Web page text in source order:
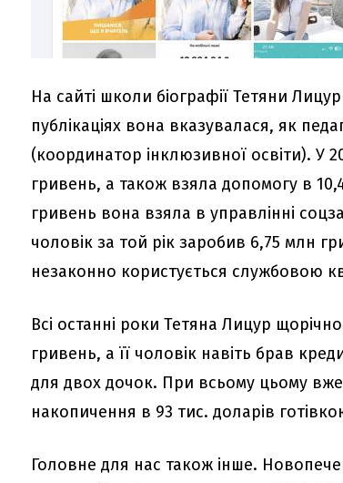
На сайті школи біографії Тетяни
публікаціях вона вказувалася, як
(координатор інклюзивної освіти). У
гривень, а також взяла допомогу в
гривень вона взяла в управлінні
чоловік за той рік заробив 6,75 млн
незаконно користується службовою
Всі останні роки Тетяна Лицур
гривень, а її чоловік навіть брав
для двох дочок. При всьому цьому вже
накопичення в 93 тис. доларів
Головне для нас також інше.